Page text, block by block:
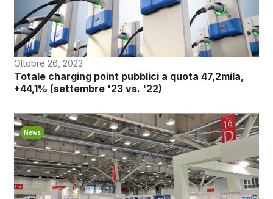
Ottobre 26, 2023
Totale charging point pubblici a quota 47,2mila,
+44,1% (settembre '23 vs. '22)
News